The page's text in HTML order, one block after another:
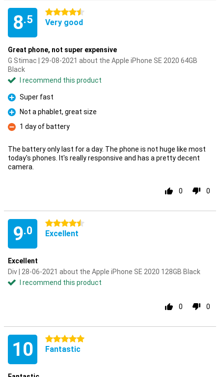
8.5
4.5 stars
Very good
Great phone, not super expensive
G Stimac | 29-08-2021 about the Apple iPhone SE 2020 64GB
Black
I recommend this product
Pro
Super fast
Pro
Not a phablet, great size
Con
1 day of battery
The battery only last for a day. The phone is not huge like most
today's phones. It's really responsive and has a pretty decent
camera.
0 0
9.0
4.5 stars
Excellent
Excellent
Div | 28-06-2021 about the Apple iPhone SE 2020 128GB Black
I recommend this product
0 0
10 5 stars
Fantastic